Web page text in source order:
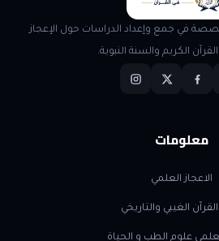
في جمع وإعداد الدراسات حول الإعجاز
الكريم والسنة النبوية.
معلومات
الاعجاز العلمي
الغيبي والتاريخي
علوم الطب و الحياة